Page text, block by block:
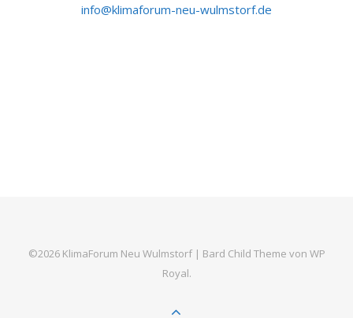
ed.fr
otsml
uw-ue
n-mur
ofami
lk@of
ni
©2026 KlimaForum Neu Wulmstorf | Bard Child Theme von WP
Royal.